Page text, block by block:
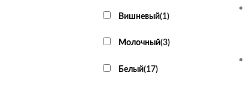
Вишневый(1)
Молочный(3)
Белый(17)